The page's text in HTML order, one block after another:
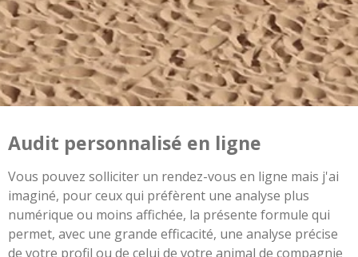
Audit personnalisé en ligne
Vous pouvez solliciter un rendez-vous en ligne mais j'ai
imaginé, pour ceux qui préfèrent une analyse plus
numérique ou moins affichée, la présente formule qui
permet, avec une grande efficacité, une analyse précise
de votre profil ou de celui de votre animal de compagnie